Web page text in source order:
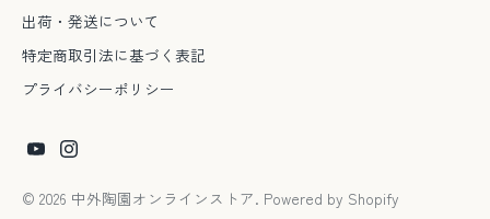
出荷・発送について
特定商取引法に基づく表記
プライバシーポリシー
© 2026 中外陶園オンラインストア. Powered by Shopify